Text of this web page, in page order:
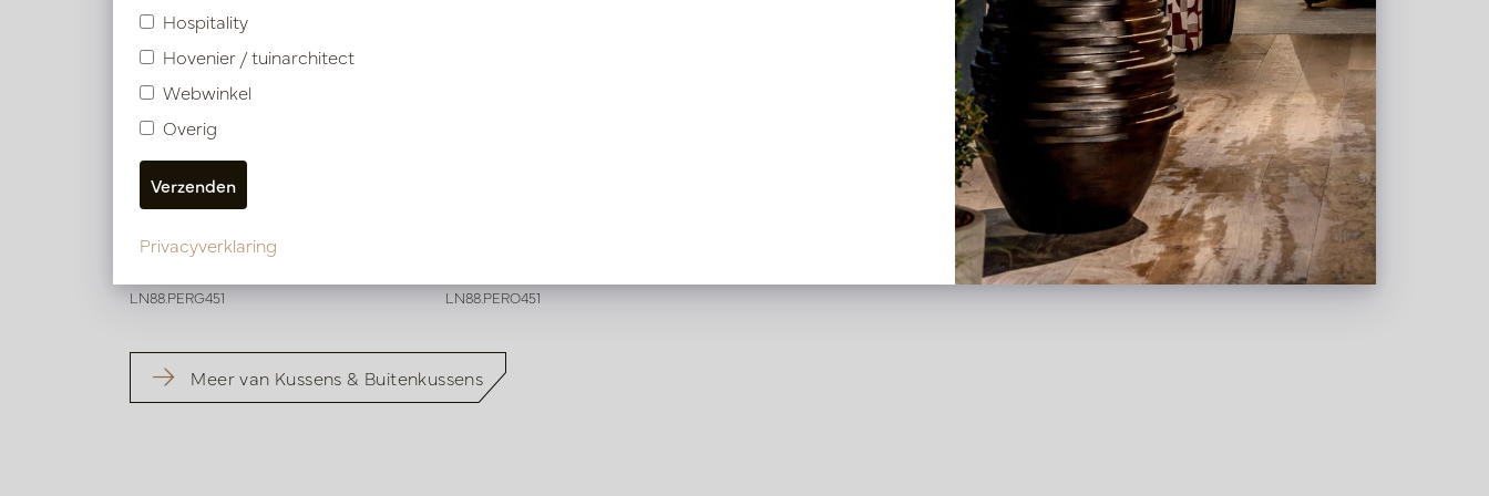
Kussen Osaka Groen L45 B45
LN88.PERG451 LN88.PERO451
Meer van Kussens & Buitenkussens
Hospitality
Hovenier / tuinarchitect
Webwinkel
Overig
Privacyverklaring